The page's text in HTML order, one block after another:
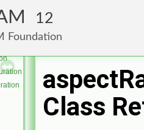
12
Foundation
Class